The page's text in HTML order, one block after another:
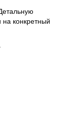
конкретный